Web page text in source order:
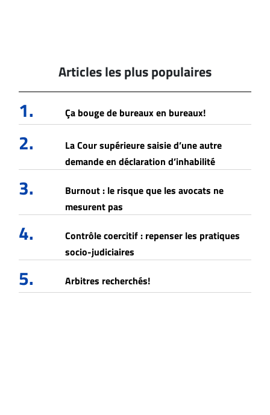
Articles les plus populaires
1. Ça bouge de bureaux en bureaux!
2.
La Cour supérieure saisie d’une autre
demande en déclaration d’inhabilité
3.
Burnout : le risque que les avocats ne
mesurent pas
4.
Contrôle coercitif : repenser les pratiques
socio-judiciaires
5. Arbitres recherchés!